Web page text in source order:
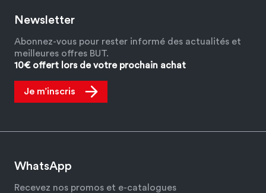
Newsletter
Abonnez-vous pour rester informé des actualités et
meilleures offres BUT.
10€ offert lors de votre prochain achat
Je m’inscris
WhatsApp
Recevez nos promos et e-catalogues